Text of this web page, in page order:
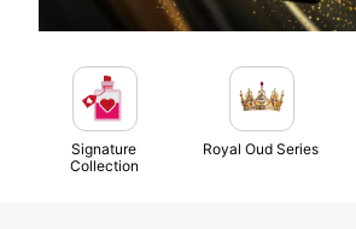
Signature
Collection
Royal Oud Series